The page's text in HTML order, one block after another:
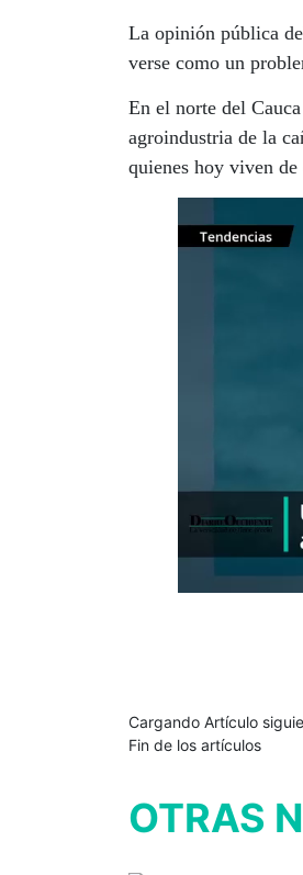
La opinión pública
verse como un
En el norte del
agroindustria de la
quienes hoy viven de
Cargando Artículo
Fin de los artículos
OTRAS